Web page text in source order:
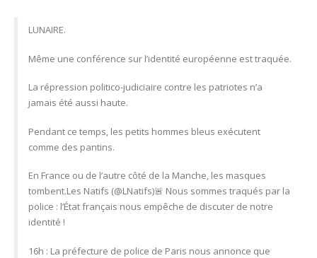
LUNAIRE.
Même une conférence sur l’identité européenne est traquée.
La répression politico-judiciaire contre les patriotes n’a
jamais été aussi haute.
Pendant ce temps, les petits hommes bleus exécutent
comme des pantins.
En France ou de l’autre côté de la Manche, les masques
tombent.Les Natifs (@LNatifs)🚨 Nous sommes traqués par la
police : l’État français nous empêche de discuter de notre
identité !
16h : La préfecture de police de Paris nous annonce que